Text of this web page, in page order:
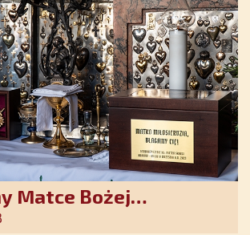
Matce Bożej
pozłacane wotum